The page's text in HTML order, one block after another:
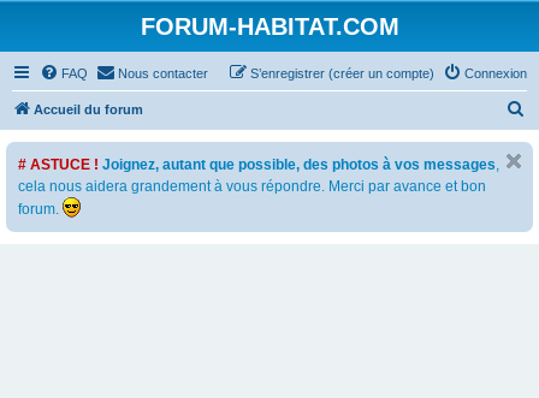
FORUM-HABITAT.COM
FAQ Nous contacter Connexion
S’enregistrer (créer un compte)
Accueil du forum
e
# ASTUCE ! Joignez, autant que possible, des photos à vos messages,
cela nous aidera grandement à vous répondre. Merci par avance et bon
forum.